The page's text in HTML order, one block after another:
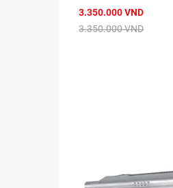
3.350.000 VND
3.350.000 VND